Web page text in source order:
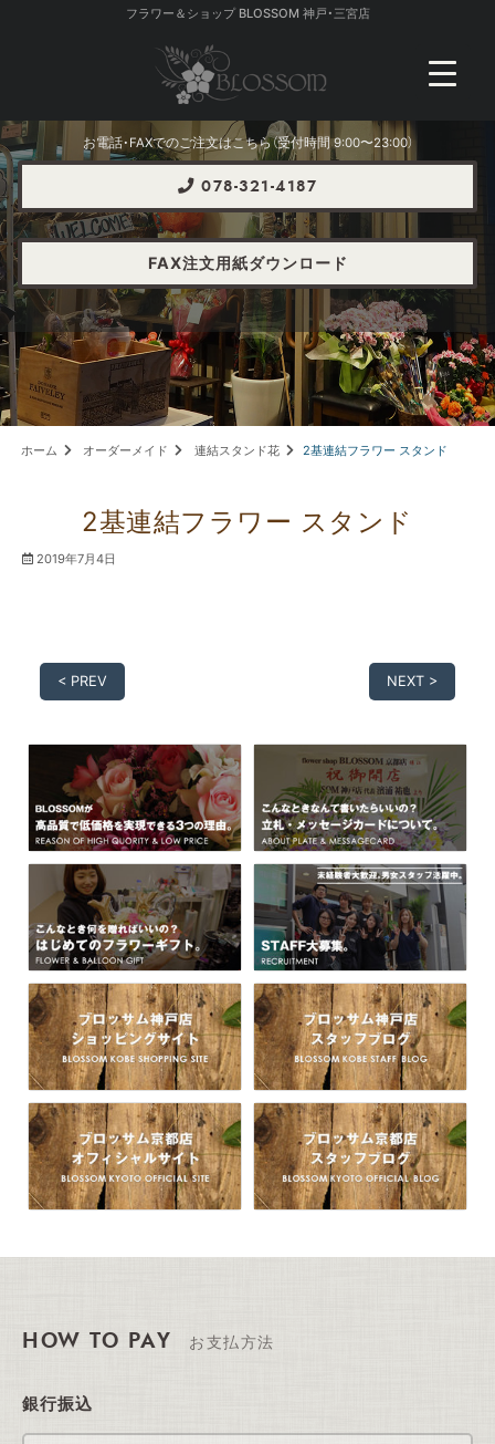
フラワー＆ショップ BLOSSOM 神戸・三宮店
お電話・FAXでのご注文はこちら（受付時間 9:00〜23:00）
078-321-4187
FAX注文用紙ダウンロード
ホーム オーダーメイド 連結スタンド花 2基連結フラワー スタンド
2基連結フラワー スタンド
2019年7月4日
< PREV NEXT >
HOW TO PAY お支払方法
銀行振込